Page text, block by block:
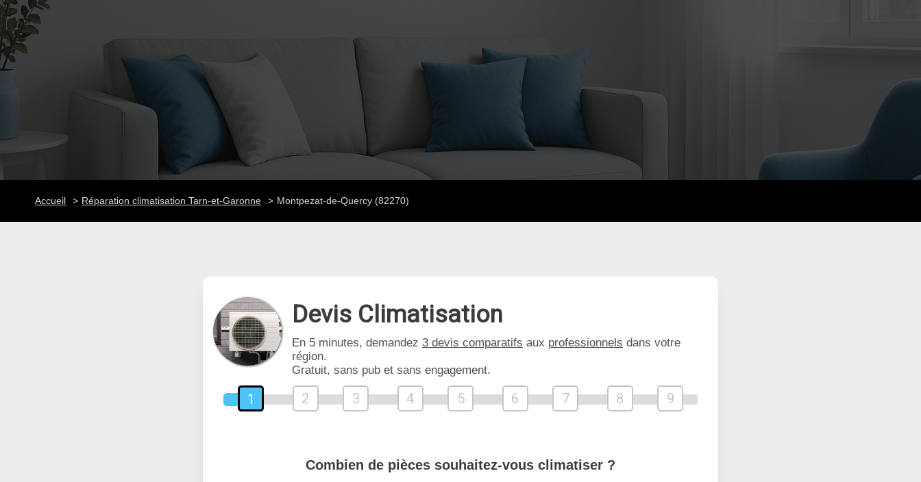
Accueil Réparation climatisation Tarn-et-Garonne Montpezat-de-Quercy (82270)
Devis Climatisation
En 5 minutes, demandez 3 devis comparatifs aux professionnels dans votre
région.
Gratuit, sans pub et sans engagement.
1 2 3 4 5 6 7 8 9
Combien de pièces souhaitez-vous climatiser ?